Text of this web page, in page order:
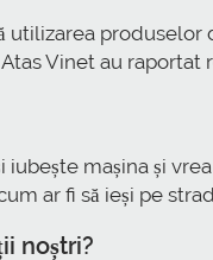
utilizarea
Vinet au raportat
iubește mașina și
ar fi să ieși pe
noștri?